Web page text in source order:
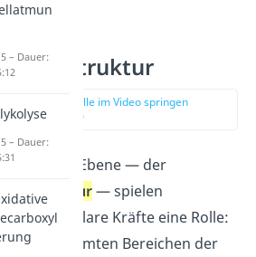
zur Stelle im Video springen
(02:36)
nächsten Ebene — der
— spielen
Kräfte eine Rolle:
bestimmten Bereichen der
– Dauer:
– Dauer: